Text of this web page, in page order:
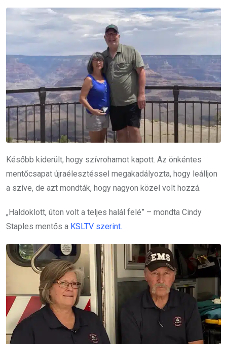
Később kiderült, hogy szívrohamot kapott. Az önkéntes
mentőcsapat újraélesztéssel megakadályozta, hogy leálljon
a szíve, de azt mondták, hogy nagyon közel volt hozzá.
„Haldoklott, úton volt a teljes halál felé” – mondta Cindy
Staples mentős a KSLTV szerint.